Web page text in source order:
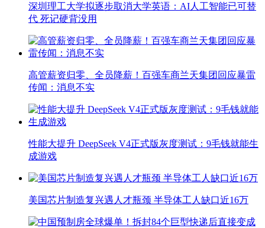
深圳理工大学拟逐步取消大学英语：AI人工智能已可替
代 死记硬背没用
高管薪资归零、全员降薪！百强车商兰天集团回应暴雷
传闻：消息不实
性能大提升 DeepSeek V4正式版灰度测试：9毛钱就能生
成游戏
美国芯片制造复兴遇人才瓶颈 半导体工人缺口近16万